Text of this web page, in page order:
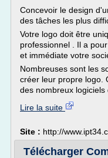
Concevoir le design
des tâches les plus
Votre logo doit être
professionnel . Il a
et immédiate votre
Nombreuses sont les
créer leur propre logo.
des nombreux logiciels
Lire la suite
Site : http://
Télécharger